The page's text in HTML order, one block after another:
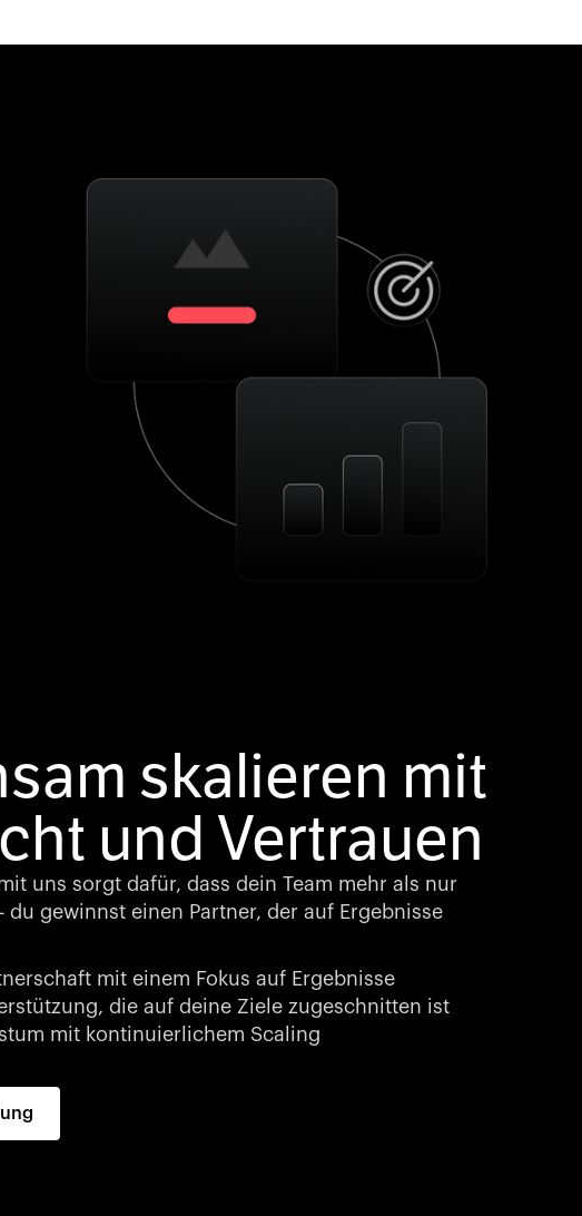
skalieren mit
und Vertrauen
uns sorgt dafür, dass dein Team mehr als nur
du gewinnst einen Partner, der auf Ergebnisse
mit einem Fokus auf Ergebnisse
die auf deine Ziele zugeschnitten ist
mit kontinuierlichem Scaling